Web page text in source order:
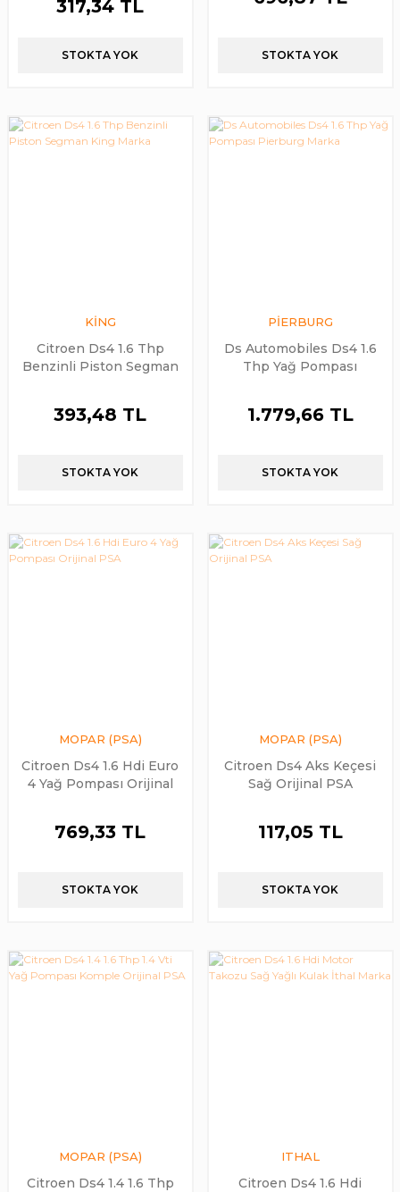
317,34 TL
STOKTA YOK STOKTA YOK
KİNG
Citroen Ds4 1.6 Thp
Benzinli Piston Segman
393,48 TL
STOKTA YOK
PİERBURG
Ds Automobiles Ds4 1.6
Thp Yağ Pompası
1.779,66 TL
STOKTA YOK
MOPAR (PSA)
Citroen Ds4 1.6 Hdi Euro
4 Yağ Pompası Orijinal
769,33 TL
STOKTA YOK
MOPAR (PSA)
Citroen Ds4 Aks Keçesi
Sağ Orijinal PSA
117,05 TL
STOKTA YOK
MOPAR (PSA)
Citroen Ds4 1.4 1.6 Thp
ITHAL
Citroen Ds4 1.6 Hdi